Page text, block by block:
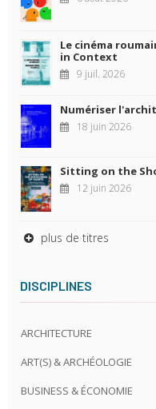
Le cinéma
in Context
9 juil. 2026
Numériser
18 juin 2026
Sitting on the
12 juin 2026
plus de titres
DISCIPLINES
ARCHITECTURE
ART(S) & ARCHÉOLOGIE
BUSINESS & ÉCONOMIE